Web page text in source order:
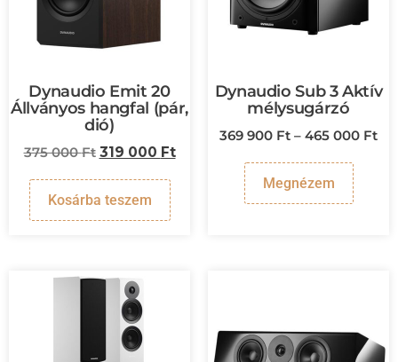
Dynaudio Emit 20
Állványos hangfal (pár,
dió)
375 000Ft 319 000 Ft
Kosárba teszem
Dynaudio Sub 3 Aktív
mélysugárzó
369 900 Ft – 465 000 Ft
Megnézem